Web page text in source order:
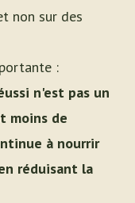
non sur des
:
n'est pas un
moins de
à nourrir
réduisant la